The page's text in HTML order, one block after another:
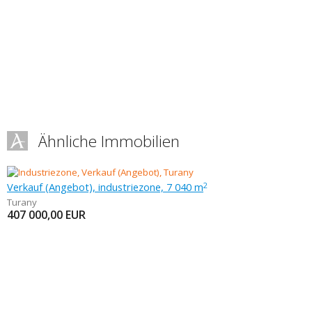
Ähnliche Immobilien
Verkauf (Angebot), industriezone, 7 040 m2
Turany
407 000,00 EUR